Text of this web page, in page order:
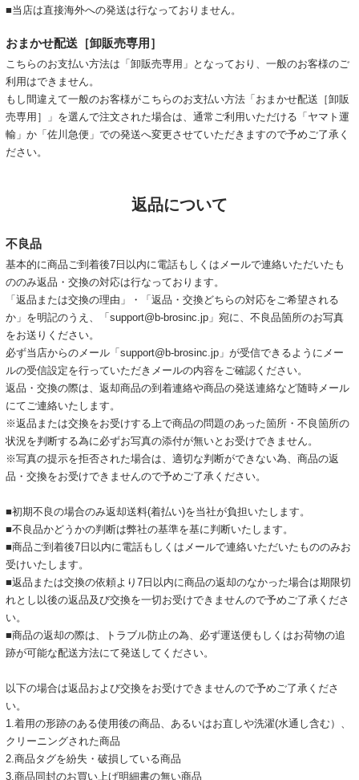
■当店は直接海外への発送は行なっておりません。
おまかせ配送［卸販売専用］
こちらのお支払い方法は「卸販売専用」となっており、一般のお客様のご
利用はできません。
もし間違えて一般のお客様がこちらのお支払い方法「おまかせ配送［卸販
売専用］」を選んで注文された場合は、通常ご利用いただける「ヤマト運
輸」か「佐川急便」での発送へ変更させていただきますので予めご了承く
ださい。
返品について
不良品
基本的に商品ご到着後7日以内に電話もしくはメールで連絡いただいたも
ののみ返品・交換の対応は行なっております。
「返品または交換の理由」・「返品・交換どちらの対応をご希望される
か」を明記のうえ、「support@b-brosinc.jp」宛に、不良品箇所のお写真
をお送りください。
必ず当店からのメール「support@b-brosinc.jp」が受信できるようにメー
ルの受信設定を行っていただきメールの内容をご確認ください。
返品・交換の際は、返却商品の到着連絡や商品の発送連絡など随時メール
にてご連絡いたします。
※返品または交換をお受けする上で商品の問題のあった箇所・不良箇所の
状況を判断する為に必ずお写真の添付が無いとお受けできません。
※写真の提示を拒否された場合は、適切な判断ができない為、商品の返
品・交換をお受けできませんので予めご了承ください。
■初期不良の場合のみ返却送料(着払い)を当社が負担いたします。
■不良品かどうかの判断は弊社の基準を基に判断いたします。
■商品ご到着後7日以内に電話もしくはメールで連絡いただいたもののみお
受けいたします。
■返品または交換の依頼より7日以内に商品の返却のなかった場合は期限切
れとし以後の返品及び交換を一切お受けできませんので予めご了承くださ
い。
■商品の返却の際は、トラブル防止の為、必ず運送便もしくはお荷物の追
跡が可能な配送方法にて発送してください。
以下の場合は返品および交換をお受けできませんので予めご了承くださ
い。
1.着用の形跡のある使用後の商品、あるいはお直しや洗濯(水通し含む）、
クリーニングされた商品
2.商品タグを紛失・破損している商品
3.商品同封のお買い上げ明細書の無い商品